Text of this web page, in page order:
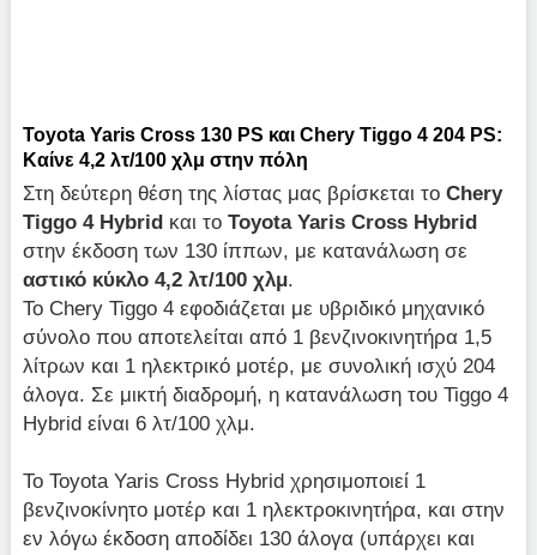
Toyota Yaris Cross 130 PS και Chery Tiggo 4 204 PS:
Καίνε 4,2 λτ/100 χλμ στην πόλη
Στη δεύτερη θέση της λίστας μας βρίσκεται τοChery
Tiggo 4 Hybrid και τοToyotaYarisCross Hybrid
στην έκδοση των 130 ίππων, με κατανάλωση σε
αστικό κύκλο 4,2 λτ/100 χλμ.
Το Chery Tiggo 4 εφοδιάζεται με υβριδικό μηχανικό
σύνολο που αποτελείται από 1 βενζινοκινητήρα 1,5
λίτρων και 1 ηλεκτρικό μοτέρ, με συνολική ισχύ 204
άλογα. Σε μικτή διαδρομή, η κατανάλωση του Tiggo 4
Hybrid είναι 6 λτ/100 χλμ.
Το Toyota Yaris Cross Hybrid χρησιμοποιεί 1
βενζινοκίνητο μοτέρ και 1 ηλεκτροκινητήρα, και στην
εν λόγω έκδοση αποδίδει 130 άλογα (υπάρχει και